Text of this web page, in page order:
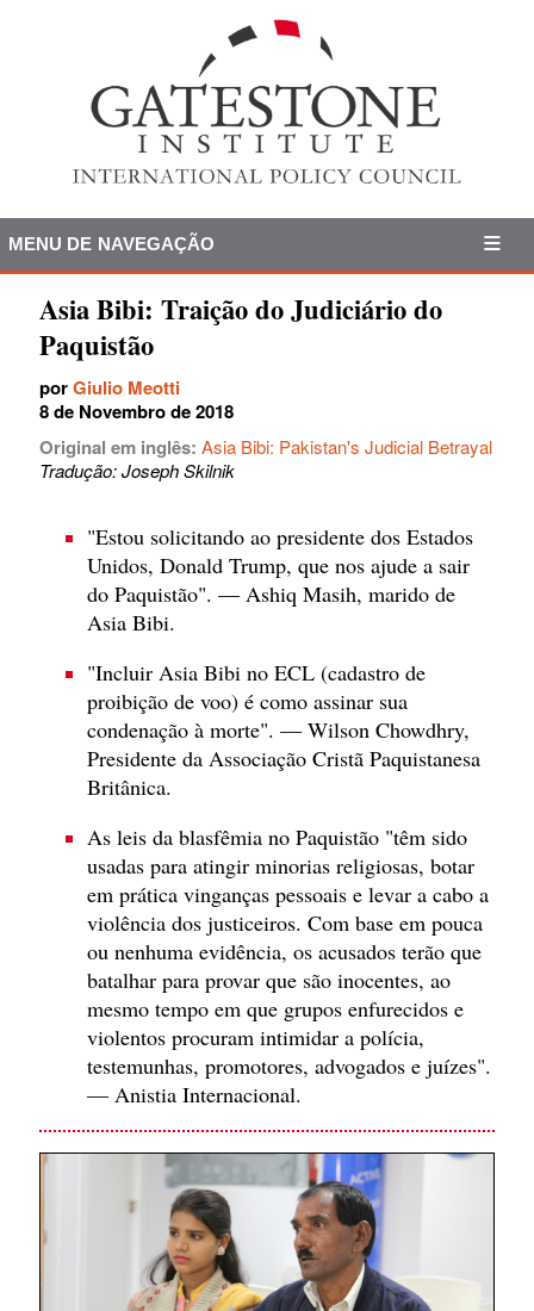
MENU DE NAVEGAÇÃO
Asia Bibi: Traição do Judiciário do
Paquistão
porGiulio Meotti
8 de Novembro de 2018
Original em inglês: Asia Bibi: Pakistan's Judicial Betrayal
Tradução: Joseph Skilnik
"Estou solicitando ao presidente dos Estados
Unidos, Donald Trump, que nos ajude a sair
do Paquistão". — Ashiq Masih, marido de
Asia Bibi.
"Incluir Asia Bibi no ECL (cadastro de
proibição de voo) é como assinar sua
condenação à morte". — Wilson Chowdhry,
Presidente da Associação Cristã Paquistanesa
Britânica.
As leis da blasfêmia no Paquistão "têm sido
usadas para atingir minorias religiosas, botar
em prática vinganças pessoais e levar a cabo a
violência dos justiceiros. Com base em pouca
ou nenhuma evidência, os acusados terão que
batalhar para provar que são inocentes, ao
mesmo tempo em que grupos enfurecidos e
violentos procuram intimidar a polícia,
testemunhas, promotores, advogados e juízes".
— Anistia Internacional.